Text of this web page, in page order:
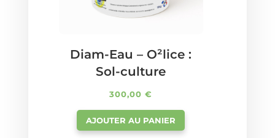
Diam-Eau – O²lice :
Sol-culture
300,00€
AJOUTER AU PANIER